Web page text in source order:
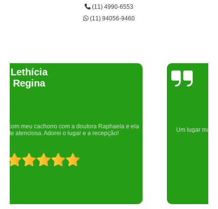
(11) 4990-6553
(11) 94056-9460
Um lugar maravilhoso. Sempre serei grata pelo que fizeram por nós!